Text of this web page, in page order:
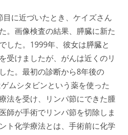
に近づいたとき、ケイズさん
。画像検査の結果、膵臓に新た
した。1999年、彼女は膵臓と
受けましたが、がんは近くのリ
た。最初の診断から8年後の
ムシタビンという薬を使った
法を受け、リンパ節にできた腫
師が手術でリンパ節を切除しま
ト化学療法とは、手術前に化学